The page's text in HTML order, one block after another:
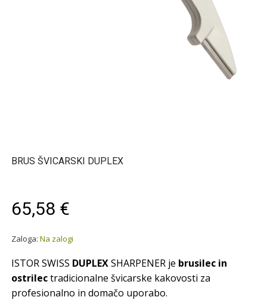
BRUS ŠVICARSKI DUPLEX
65,58 €
Zaloga:Na zalogi
ISTOR SWISS DUPLEXSHARPENER je brusilec in
ostrilectradicionalne švicarske kakovosti za
profesionalno in domačo uporabo.